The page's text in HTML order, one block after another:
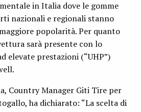
in Italia dove le gomme
nazionali e regionali stanno
popolarità. Per quanto
sarà presente con lo
elevate prestazioni (“UHP”)
Country Manager Giti Tire per
ha dichiarato: “La scelta di